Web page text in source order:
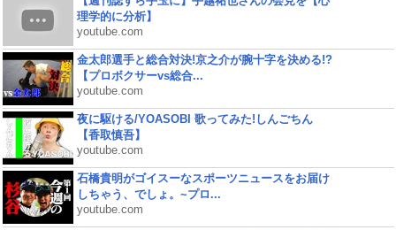
理学的に分析】
youtube.com
金太郎選手と総合対決!京之介が腕十字を決める!?
【プロボクサーvs総合...
youtube.com
夜に駆ける/YOASOBI 歌ってみた!しんごちん
【香取慎吾】
youtube.com
石橋貴明がゴイスーなスポーツニュースをお届け
しちゃう、でしょ。~プロ...
youtube.com